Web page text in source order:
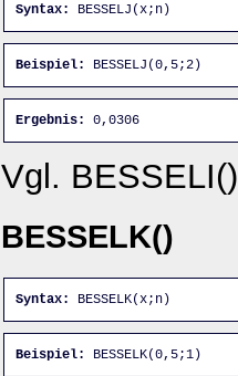
Syntax: BESSELJ(x;n)
Beispiel: BESSELJ(0,5;2)
Ergebnis: 0,0306
Vgl.
BESSELK()
Syntax: BESSELK(x;n)
Beispiel: BESSELK(0,5;1)